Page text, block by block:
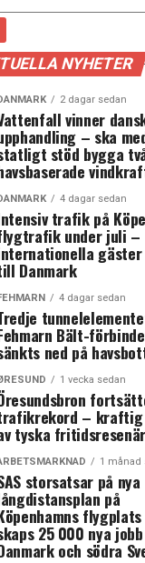
NYHETER
2 dagar sedan
vinner
– ska
stöd bygga
4 dagar sedan
trafik på
under juli
Danmark
4 dagar sedan
Bält-
ned på
1 vecka sedan
– kraftig
tyska
1 månad
storsatsar på nya
på
25 000 nya
och södra